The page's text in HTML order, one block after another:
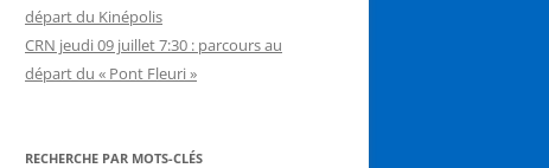
départ du Kinépolis
CRN jeudi 09 juillet 7:30 : parcours au
départ du « Pont Fleuri »
RECHERCHE PAR MOTS-CLÉS